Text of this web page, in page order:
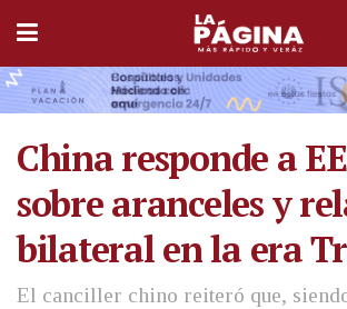
China responde a
sobre aranceles y
bilateral en la era
El canciller chino reiteró que,